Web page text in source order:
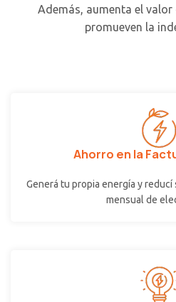
Además, aumenta el
promueven la
Ahorro en la
Generá tu propia energía y
mensual de